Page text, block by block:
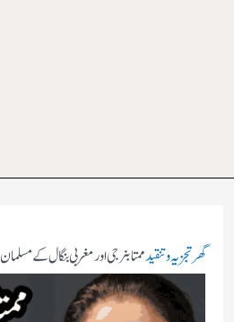
گھرتجزیہ و تنقیدممتا بنرجی اور مغربی بنگال کے مسلمان